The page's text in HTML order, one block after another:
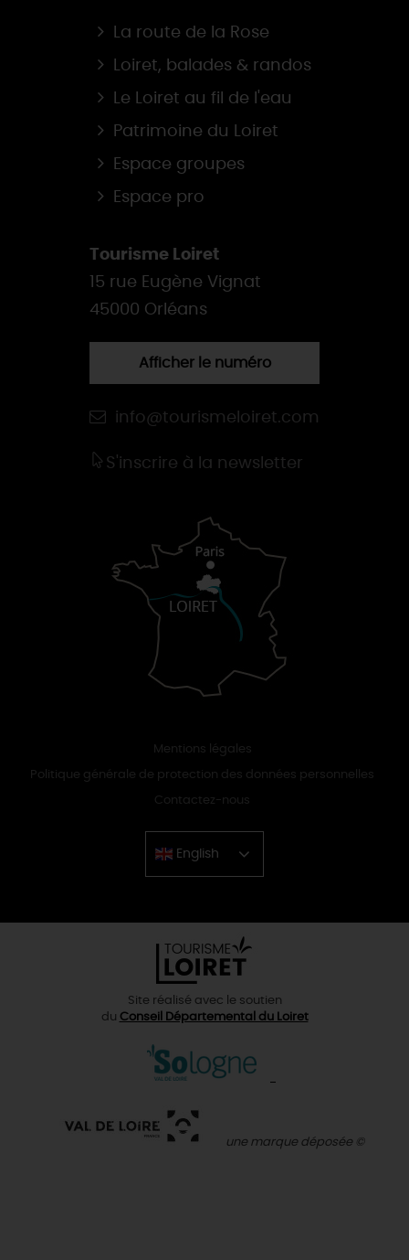
La route de la Rose
Loiret, balades & randos
Le Loiret au fil de l'eau
Patrimoine du Loiret
Espace groupes
Espace pro
Tourisme Loiret
15 rue Eugène Vignat
45000 Orléans
Afficher le numéro
info@tourismeloiret.com
S'inscrire à la newsletter
Mentions légales
Politique générale de protection des données personnelles
Contactez-nous
English
Chinese
Site réalisé avec le soutien
du Conseil Départemental du Loiret
une marque déposée ©